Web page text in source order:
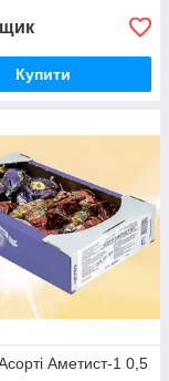
Купити
Аметист-1 0,5